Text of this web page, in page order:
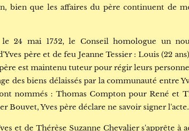
bien que les affaires du père continuent de
24 mai 1752, le Conseil homologue un
père et de feu Jeanne Tessier : Louis (22
est maintenu tuteur pour régir leurs
des biens délaissés par la communauté entre
nommés : Thomas Compton pour René et
Bouvet, Yves père déclare ne savoir signer l'acte.
et de Thérèse Suzanne Chevalier s'apprête à